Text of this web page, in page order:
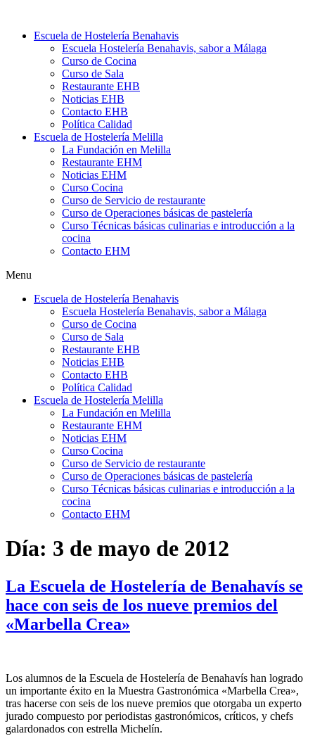
contenidoEscuela de Hostelería Benahavis
Escuela Hostelería Benahavis, sabor a Málaga
Curso de Cocina
Curso de Sala
Restaurante EHB
Noticias EHB
Contacto EHB
Política Calidad
Escuela de Hostelería Melilla
La Fundación en Melilla
Restaurante EHM
Noticias EHM
Curso Cocina
Curso de Servicio de restaurante
Curso de Operaciones básicas de pastelería
Curso Técnicas básicas culinarias e introducción a la
cocina
Contacto EHM
Menu
Escuela de Hostelería Benahavis
Escuela Hostelería Benahavis, sabor a Málaga
Curso de Cocina
Curso de Sala
Restaurante EHB
Noticias EHB
Contacto EHB
Política Calidad
Escuela de Hostelería Melilla
La Fundación en Melilla
Restaurante EHM
Noticias EHM
Curso Cocina
Curso de Servicio de restaurante
Curso de Operaciones básicas de pastelería
Curso Técnicas básicas culinarias e introducción a la
cocina
Contacto EHM
Día: 3 de mayo de 2012
La Escuela de Hostelería de Benahavís se
hace con seis de los nueve premios del
«Marbella Crea»
Los alumnos de la Escuela de Hostelería de Benahavís han logrado
un importante éxito en la Muestra Gastronómica «Marbella Crea»,
tras hacerse con seis de los nueve premios que otorgaba un experto
jurado compuesto por periodistas gastronómicos, críticos, y chefs
galardonados con estrella Michelín.